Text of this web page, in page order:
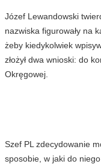
Józef Lewandowski
nazwiska figurowały na
żeby kiedykolwiek
złożył dwa wnioski: do
Okręgowej.
Szef PL zdecydowanie
sposobie, w jaki do niego